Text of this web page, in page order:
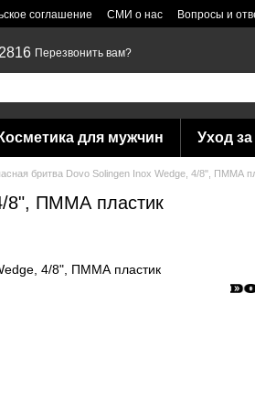
соглашение СМИ о нас Вопросы и
Перезвонить вам?
Косметика для мужчин Уход
бритва Dovo Solingen Inox Wedge, 4/8", ПММА
8", ПММА пластик